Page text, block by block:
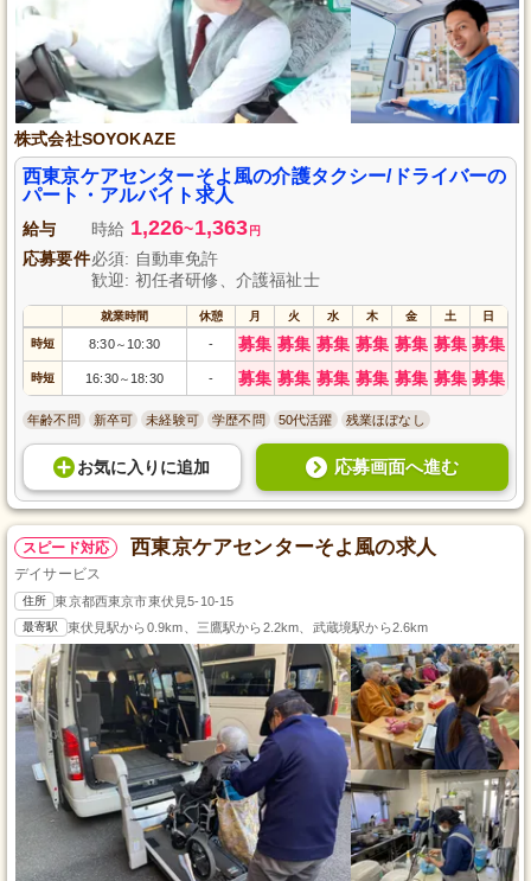
株式会社SOYOKAZE
西東京ケアセンターそよ風の介護タクシー/ドライバーの
パート・アルバイト求人
給与 時給 1,226~1,363 円
応募要件必須: 自動車免許
歓迎: 初任者研修、介護福祉士
就業時間 休憩 月 火 水 木 金 土 日
時短 8:30～ 10:30 - 募集 募集 募集 募集 募集 募集 募集
時短 16:30～ 18:30 - 募集 募集 募集 募集 募集 募集 募集
年齢不問 新卒可 未経験可 学歴不問 50代活躍 残業ほぼなし
お気に入り に追加 応募画面へ進む
スピード対応 西東京ケアセンターそよ風の求人
デイサービス
住所 東京都西東京市東伏見5-10-15
最寄駅 東伏見駅から0.9km、三鷹駅から2.2km、武蔵境駅から2.6km